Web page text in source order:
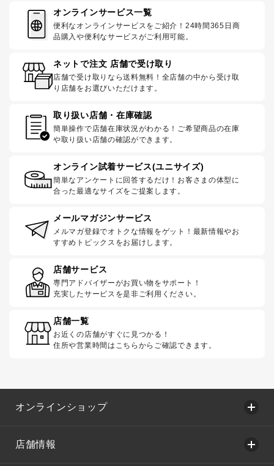
オンラインサービス一覧
便利なオンラインサービスをご紹介！24時間365日商
品購入や便利なサービスがご利用可能。
ネットで注文 店舗で受け取り
店舗で受け取りなら送料無料！全店舗の中から受け取
り店舗をお選びいただけます。
取り扱い店舗・在庫確認
簡単操作で店舗在庫状況がわかる！ご希望商品の在庫
や取り扱い店舗の確認ができます。
オンライン試着サービス(ユニサイズ)
簡単なアンケートに回答するだけ！お客さまの体型に
合った最適なサイズをご提案します。
メールマガジンサービス
メルマガ登録でオトクな情報をゲット！最新情報やお
すすめトピックスをお届けします。
店舗サービス
専門アドバイザーがお買い物をサポート！
充実したサービスを是非ご利用ください。
店舗一覧
お近くの店舗がすぐに見つかる！
住所や営業時間はこちらからご確認できます。
オンラインショップ
店舗情報